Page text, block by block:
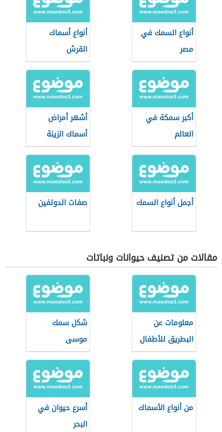
أنواع السمك في
مصر
أنواع أسماك
القرش
أكبر سمكة في
العالم
أشهر أمراض
أسماك الزينة
أجمل أنواع السمك صفات الدولفين
مقالات من تصنيف حيوانات ونباتات
معلومات عن
البطريق للأطفال
شكل سمك
موسى
من أنواع الأسماك
أسرع حيوان في
البحر